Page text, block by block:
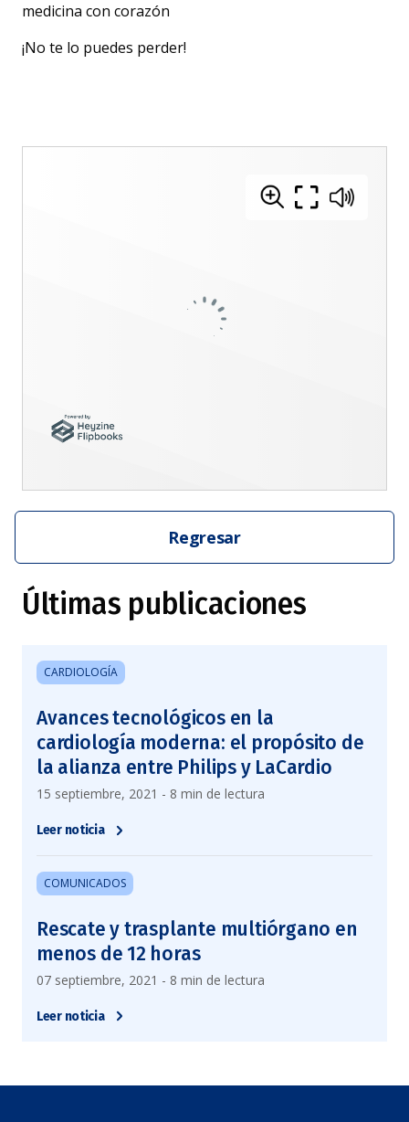
medicina con corazón
¡No te lo puedes perder!
Regresar
Últimas publicaciones
CARDIOLOGÍA
Avances tecnológicos en la
cardiología moderna: el propósito de
la alianza entre Philips y LaCardio
15 septiembre, 2021 - 8 min de lectura
Leer noticia
COMUNICADOS
Rescate y trasplante multiórgano en
menos de 12 horas
07 septiembre, 2021 - 8 min de lectura
Leer noticia